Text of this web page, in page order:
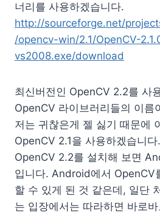
너리를 사용하겠습니다.
http://sourceforge.net/
/opencv-win/2.1/OpenCV-
vs2008.exe/download
최신버전인 OpenCV 2.2를 사
OpenCV 라이브러리들의 이름
저는 귀찮은게 젤 싫기 때문에
OpenCV 2.1을 사용하겠습니다.
OpenCV 2.2를 설치해 보면
입니다. Android에서 OpenCV
할 수 있게 된 것 같은데, 일단
는 입장에서는 따라하면 바로